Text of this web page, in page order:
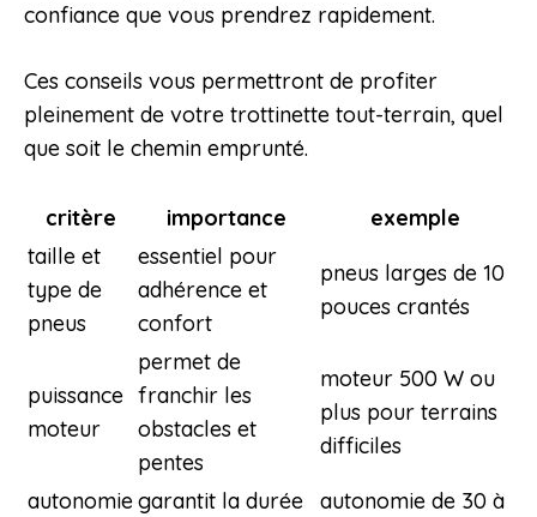
confiance que vous prendrez rapidement.
Ces conseils vous permettront de profiter
pleinement de votre trottinette tout-terrain, quel
que soit le chemin emprunté.
critère importance
exemple
taille et
type de
pneus
essentiel pour
adhérence et
confort
pneus larges de 10
pouces crantés
puissance
moteur
permet de
franchir les
obstacles et
pentes
moteur 500 W ou
plus pour terrains
difficiles
autonomiegarantit la durée
autonomie de 30 à